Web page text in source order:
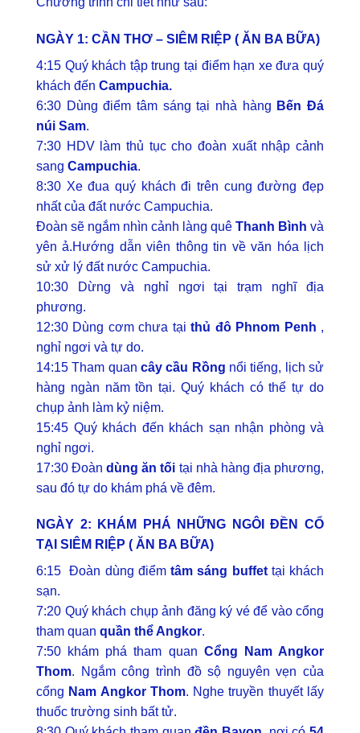
NGÀY 1: CẦN THƠ – SIÊM RIỆP ( ĂN BA BỮA)
4:15 Quý khách tập trung tại điểm hạn xe đưa quý
khách đến Campuchia.
6:30 Dùng điểm tâm sáng tại nhà hàng Bến Đá
núi Sam.
7:30 HDV làm thủ tục cho đoàn xuất nhập cảnh
sang Campuchia.
8:30 Xe đua quý khách đi trên cung đường đẹp
nhất của đất nước Campuchia.
Đoàn sẽ ngắm nhìn cảnh làng quê Thanh Bình và
yên ả.Hướng dẫn viên thông tin về văn hóa lịch
sử xử lý đất nước Campuchia.
10:30 Dừng và nghỉ ngơi tại trạm nghĩ địa
phương.
12:30 Dùng cơm chưa tạithủ đô Phnom Penh ,
nghỉ ngơi và tự do.
14:15 Tham quan cây cầu Rồng nổi tiếng, lịch sử
hàng ngàn năm tồn tại. Quý khách có thể tự do
chụp ảnh làm kỷ niệm.
15:45 Quý khách đến khách sạn nhận phòng và
nghỉ ngơi.
17:30 Đoàndùng ăn tối tại nhà hàng địa phương,
sau đó tự do khám phá về đêm.
NGÀY 2: KHÁM PHÁ NHỮNG NGÔI ĐỀN CỔ
TẠI SIÊM RIỆP ( ĂN BA BỮA)
6:15 Đoàn dùng điểmtâm sáng buffettại khách
sạn.
7:20 Quý khách chụp ảnh đăng ký vé để vào cổng
tham quan quần thể Angkor.
7:50 khám phá tham quan Cổng Nam Angkor
Thom. Ngắm công trình đồ sộ nguyên vẹn của
cổng Nam Angkor Thom. Nghe truyền thuyết lấy
thuốc trường sinh bất tử.